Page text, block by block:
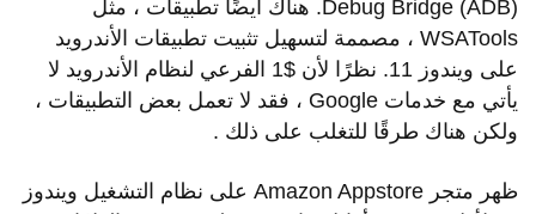
Debug Bridge (ADB). هناك أيضًا تطبيقات ، مثل
WSATools ، مصممة لتسهيل تثبيت تطبيقات الأندرويد
على ويندوز 11. نظرًا لأن $1 الفرعي لنظام الأندرويد لا
يأتي مع خدمات Google ، فقد لا تعمل بعض التطبيقات ،
ولكن هناك طرقًا للتغلب على ذلك .
ظهر متجر Amazon Appstore على نظام التشغيل ويندوز